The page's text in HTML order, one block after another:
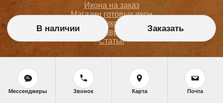
Икона на заказ
Магазин готовых икон
Школа иконописи
Реставрация
Статьи
ПОКУПАТЕЛЮ
О мастерской
Как сделать заказ
В наличии Заказать
Мессенджеры Звонок Карта Почта